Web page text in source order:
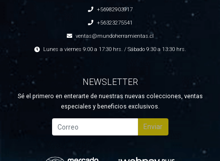
+56982903917
+56323275541
ventas@mundoherramientas.cl
Lunes a viernes 9:00 a 17:30 hrs. / Sábado 9:30 a 13:30 hrs.
NEWSLETTER
Sé el primero en enterarte de nuestras nuevas colecciones, ventas
especiales y beneficios exclusivos.
Enviar